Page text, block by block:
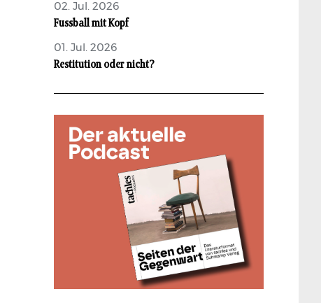
02. Jul. 2026
Fussball mit Kopf
01. Jul. 2026
Restitution oder nicht?